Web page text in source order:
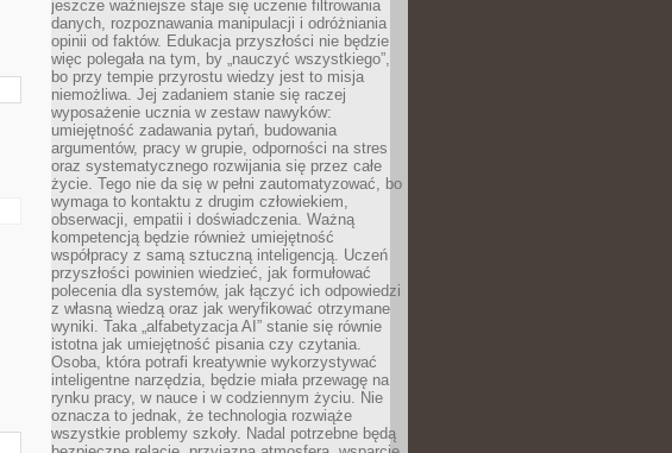
jeszcze ważniejsze staje się uczenie filtrowania
danych, rozpoznawania manipulacji i odróżniania
opinii od faktów. Edukacja przyszłości nie będzie
więc polegała na tym, by „nauczyć wszystkiego”,
bo przy tempie przyrostu wiedzy jest to misja
niemożliwa. Jej zadaniem stanie się raczej
wyposażenie ucznia w zestaw nawyków:
umiejętność zadawania pytań, budowania
argumentów, pracy w grupie, odporności na stres
oraz systematycznego rozwijania się przez całe
życie. Tego nie da się w pełni zautomatyzować, bo
wymaga to kontaktu z drugim człowiekiem,
obserwacji, empatii i doświadczenia. Ważną
kompetencją będzie również umiejętność
współpracy z samą sztuczną inteligencją. Uczeń
przyszłości powinien wiedzieć, jak formułować
polecenia dla systemów, jak łączyć ich odpowiedzi
z własną wiedzą oraz jak weryfikować otrzymane
wyniki. Taka „alfabetyzacja AI” stanie się równie
istotna jak umiejętność pisania czy czytania.
Osoba, która potrafi kreatywnie wykorzystywać
inteligentne narzędzia, będzie miała przewagę na
rynku pracy, w nauce i w codziennym życiu. Nie
oznacza to jednak, że technologia rozwiąże
wszystkie problemy szkoły. Nadal potrzebne będą